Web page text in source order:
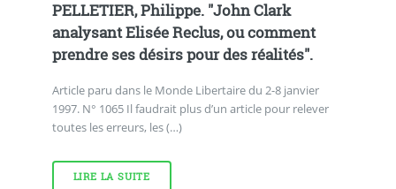
PELLETIER, Philippe. "John Clark
analysant Elisée Reclus, ou comment
prendre ses désirs pour des réalités".
Article paru dans le Monde Libertaire du 2-8 janvier
1997. N° 1065 Il faudrait plus d’un article pour relever
toutes les erreurs, les (…)
LIRE LA SUITE